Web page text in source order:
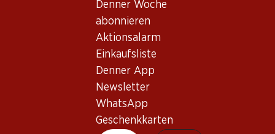
Denner Woche
abonnieren
Aktionsalarm
Einkaufsliste
Denner App
Newsletter
WhatsApp
Geschenkkarten
Wissenswertes